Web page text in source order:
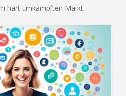
hart umkämpften Markt.